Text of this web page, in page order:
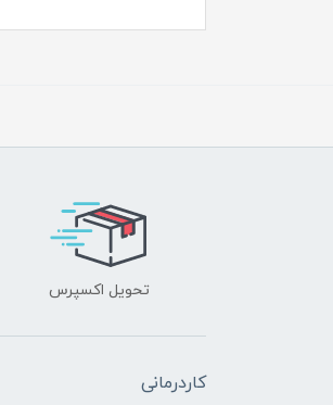
تحویل اکسپرس
کاردرمانی